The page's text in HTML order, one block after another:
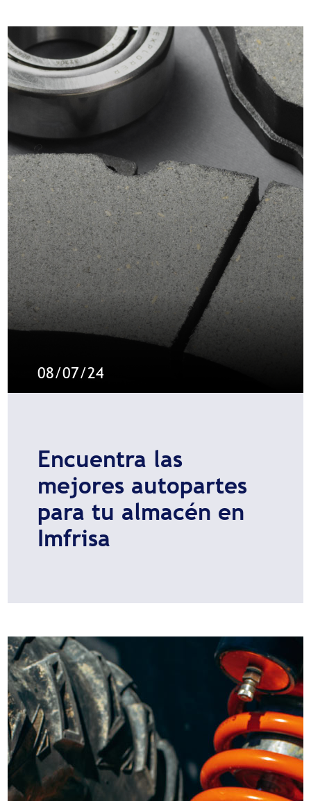
08/07/24
Encuentra las
mejores autopartes
para tu almacén en
Imfrisa